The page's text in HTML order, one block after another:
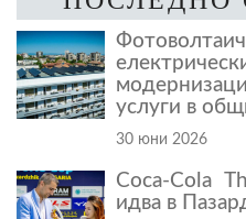
услуги в
30 юни 2026
Coca-Cola
идва в